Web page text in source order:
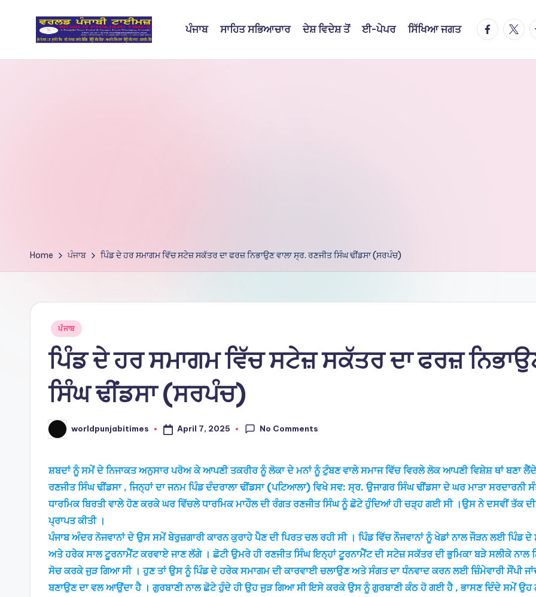
W
bi
m
ਪੰਜਾਬ ਸਾਹਿਤ ਸਭਿਆਚਾਰ ਦੇਸ਼ ਵਿਦੇਸ਼ ਤੋਂ ਈ-ਪੇਪਰ ਸਿੱਖਿਆ ਜਗਤ
Home ਪੰਜਾਬ ਪਿੰਡ ਦੇ ਹਰ ਸਮਾਗਮ ਵਿੱਚ ਸਟੇਜ਼ ਸਕੱਤਰ ਦਾ ਫਰਜ਼ ਨਿਭਾਉਣ ਵਾਲਾ ਸ੍ਰ. ਰਣਜੀਤ ਸਿੰਘ ਢੀਂਡਸਾ (ਸਰਪੰਚ)
Posted
ਪੰਜਾਬ
ਪਿੰਡ ਦੇ ਹਰ ਸਮਾਗਮ ਵਿੱਚ ਸਟੇਜ਼ ਸਕੱਤਰ ਦਾ ਫਰਜ਼
ਸਿੰਘ ਢੀਂਡਸਾ (ਸਰਪੰਚ)
Posted
by
worldpunjabitimes April 7, 2025 No Comments
ਸ਼ਬਦਾਂ ਨੂੰ ਸਮੇਂ ਦੇ ਨਿਜਾਕਤ ਅਨੁਸਾਰ ਪਰੋਅ ਕੇ ਆਪਣੀ ਤਕਰੀਰ ਨੂੰ ਲੋਕਾ ਦੇ ਮਨਾਂ ਨੂੰ ਟੁੰਬਣ ਵਾਲੇ ਸਮਾਜ ਵਿੱਚ ਵਿਰਲੇ ਲੋਕ ਆਪਣੀ ਵਿਸ਼ੇਸ਼ ਥਾਂ ਬਣਾ
ਰਣਜੀਤ ਸਿੰਘ ਢੀਂਡਸਾ , ਜਿਨ੍ਹਾਂ ਦਾ ਜਨਮ ਪਿੰਡ ਦੰਦਰਾਲਾ ਢੀਂਡਸਾ (ਪਟਿਆਲਾ) ਵਿਖੇ ਸਵ: ਸ੍ਰ. ਉਜਾਗਰ ਸਿੰਘ ਢੀਂਡਸਾ ਦੇ ਘਰ ਮਾਤਾ
ਧਾਰਮਿਕ ਬਿਰਤੀ ਵਾਲੇ ਹੋਣ ਕਰਕੇ ਘਰ ਵਿੱਚਲੇ ਧਾਰਮਿਕ ਮਾਹੌਲ ਦੀ ਰੰਗਤ ਰਣਜੀਤ ਸਿੰਘ ਨੂੰ ਛੋਟੇ ਹੁੰਦਿਆਂ ਹੀ ਚੜ੍ਹ ਗਈ ਸੀ ।ਉਸ ਨੇ ਦਸਵੀਂ ਤੱਕ
ਪ੍ਰਾਪਤ ਕੀਤੀ ।
ਪੰਜਾਬ ਅੰਦਰ ਨੋਜਵਾਨਾਂ ਦੇ ਉਸ ਸਮੇਂ ਬੇਰੁਜ਼ਗਾਰੀ ਕਾਰਨ ਕੁਰਾਹੇ ਪੈਣ ਦੀ ਪਿਰਤ ਚਲ ਰਹੀ ਸੀ । ਪਿੰਡ ਵਿੱਚ ਨੌਜਵਾਨਾਂ ਨੂੰ ਖੇਡਾਂ ਨਾਲ ਜੌੜਨ ਲਈ ਪਿੰਡ
ਅਤੇ ਹਰੇਕ ਸਾਲ ਟੂਰਨਾਮੈਂਟ ਕਰਵਾਏ ਜਾਣ ਲੱਗੇ । ਛੋਟੀ ਉਮਰੇ ਹੀ ਰਣਜੀਤ ਸਿੰਘ ਇਨ੍ਹਾਂ ਟੂਰਨਾਮੈਂਟ ਦੀ ਸਟੇਜ਼ ਸਕੱਤਰ ਦੀ ਭੁਮਿਕਾ ਬੜੇ ਸਲੀਕੇ
ਸੋਚ ਕਰਕੇ ਜੁੜ ਗਿਆ ਸੀ । ਹੁਣ ਤਾਂ ਉਸ ਨੂੰ ਪਿੰਡ ਦੇ ਹਰੇਕ ਸਮਾਗਮ ਦੀ ਕਾਰਵਾਈ ਚਲਾਉਣ ਅਤੇ ਸੰਗਤ ਦਾ ਧੰਨਵਾਦ ਕਰਨ ਲਈ ਜ਼ਿੰਮੇਵਾਰੀ ਸੌਂਪੀ
ਬਣਾਉਣ ਦਾ ਵਲ ਆਉਂਦਾ ਹੈ । ਗੁਰਬਾਣੀ ਨਾਲ ਛੋਟੇ ਹੁੰਦੇ ਹੀ ਉਹ ਜੁੜ ਗਿਆ ਸੀ ਇਸੇ ਕਰਕੇ ਉਸ ਨੂੰ ਗੁਰਬਾਣੀ ਕੰਠ ਹੋ ਗਈ ਹੈ , ਭਾਸਣ ਦਿੰਦੇ ਸਮੇਂ ਉਹ